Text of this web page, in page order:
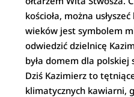
kościoła, można
wieków jest symbolem
odwiedzić dzielnicę
była domem dla polskiej
Dziś Kazimierz to
klimatycznych kawiarni,